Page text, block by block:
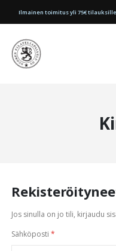
Ilmainen toimitus yli 75€
Jos sinulla on jo tili, kirjaudu
Sähköposti